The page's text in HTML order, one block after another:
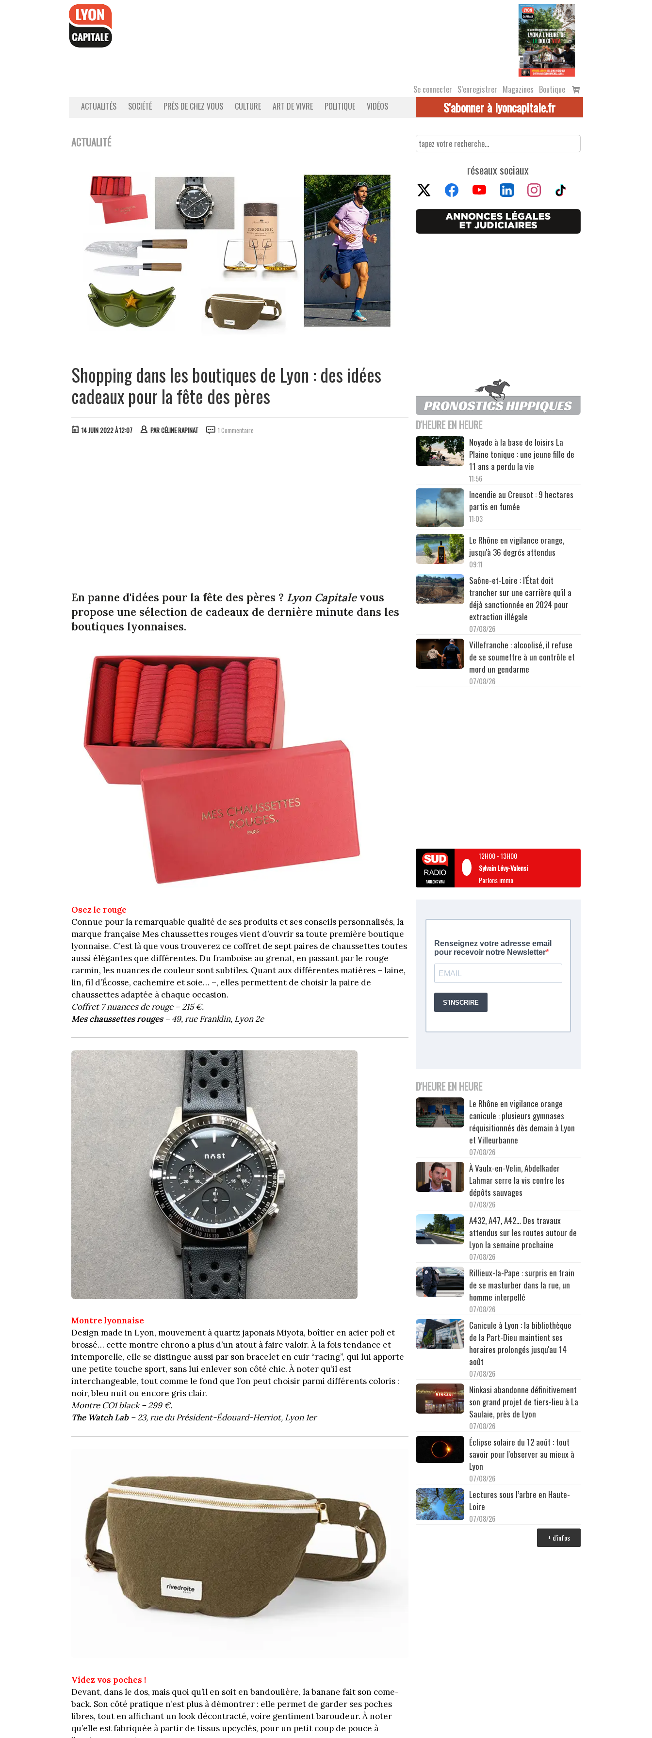
Se connecter S’enregistrer Magazines Boutique
Voir
le
ACTUALITÉS SOCIÉTÉ PRÈS DE CHEZ VOUS CULTURE ART DE VIVRE POLITIQUE VIDÉOS S'abonner à lyoncapitale.fr
ACTUALITÉ
Shopping dans les boutiques de Lyon : des idées
cadeaux pour la fête des pères
14 JUIN 2022 À 12:07 PARCÉLINE RAPINAT 1 Commentaire
En panne d'idées pour la fête des pères ? Lyon Capitalevous
propose une sélection de cadeaux de dernière minute dans les
boutiques lyonnaises.
Osez le rouge
Connue pour la remarquable qualité de ses produits et ses conseils personnalisés, la
marque française Mes chaussettes rouges vient d’ouvrir sa toute première boutique
lyonnaise. C’est là que vous trouverez ce coffret de sept paires de chaussettes toutes
aussi élégantes que différentes. Du framboise au grenat, en passant par le rouge
carmin, les nuances de couleur sont subtiles. Quant aux différentes matières – laine,
lin, fil d’Écosse, cachemire et soie… –, elles permettent de choisir la paire de
chaussettes adaptée à chaque occasion.
Coffret 7 nuances de rouge – 215 €.
Mes chaussettes rouges– 49, rue Franklin, Lyon 2e
Montre lyonnaise
Design made in Lyon, mouvement à quartz japonais Miyota, boîtier en acier poli et
brossé… cette montre chrono a plus d’un atout à faire valoir. À la fois tendance et
intemporelle, elle se distingue aussi par son bracelet en cuir “racing”, qui lui apporte
une petite touche sport, sans lui enlever son côté chic. À noter qu’il est
interchangeable, tout comme le fond que l’on peut choisir parmi différents coloris :
noir, bleu nuit ou encore gris clair.
Montre CO1 black – 299 €.
The Watch Lab– 23, rue du Président-Édouard-Herriot, Lyon 1er
Videz vos poches !
Devant, dans le dos, mais quoi qu’il en soit en bandoulière, la banane fait son come-
back. Son côté pratique n’est plus à démontrer : elle permet de garder ses poches
libres, tout en affichant un look décontracté, voire gentiment baroudeur. À noter
qu’elle est fabriquée à partir de tissus upcyclés, pour un petit coup de pouce à
réseaux sociaux
D'HEURE EN HEURE
Noyade à la base de loisirs La
Plaine tonique : une jeune fille de
11 ans a perdu la vie
11:56
Incendie au Creusot : 9 hectares
partis en fumée
11:03
Le Rhône en vigilance orange,
jusqu'à 36 degrés attendus
09:11
Saône-et-Loire : l'État doit
trancher sur une carrière qu'il a
déjà sanctionnée en 2024 pour
extraction illégale
07/08/26
Villefranche : alcoolisé, il refuse
de se soumettre à un contrôle et
mord un gendarme
07/08/26
12H00-13H00
Sylvain Lévy-Valensi
Parlons immo
D'HEURE EN HEURE
Le Rhône en vigilance orange
canicule : plusieurs gymnases
réquisitionnés dès demain à Lyon
et Villeurbanne
07/08/26
À Vaulx-en-Velin, Abdelkader
Lahmar serre la vis contre les
dépôts sauvages
07/08/26
A432, A47, A42… Des travaux
attendus sur les routes autour de
Lyon la semaine prochaine
07/08/26
Rillieux-la-Pape : surpris en train
de se masturber dans la rue, un
homme interpellé
07/08/26
Canicule à Lyon : la bibliothèque
de la Part-Dieu maintient ses
horaires prolongés jusqu'au 14
août
07/08/26
Ninkasi abandonne définitivement
son grand projet de tiers-lieu à La
Saulaie, près de Lyon
07/08/26
Éclipse solaire du 12 août : tout
savoir pour l'observer au mieux à
Lyon
07/08/26
Lectures sous l’arbre en Haute-
Loire
07/08/26
+ d'infos